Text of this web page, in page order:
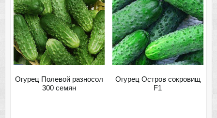
Огурец Полевой разносол
300 семян
Огурец Остров сокровищ
F1